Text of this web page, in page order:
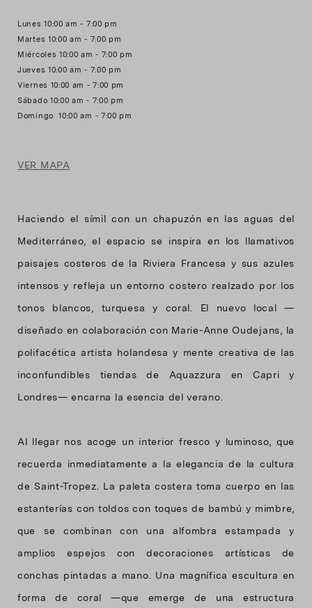
Lunes 10:00 am - 7:00 pm
Martes 10:00 am - 7:00 pm
Miércoles 10:00 am - 7:00 pm
Jueves 10:00 am - 7:00 pm
Viernes 10:00 am - 7:00 pm
Sábado 10:00 am - 7:00 pm
Domingo 10:00 am - 7:00 pm
VER MAPA
Haciendo el símil con un chapuzón en las aguas del
Mediterráneo, el espacio se inspira en los llamativos
paisajes costeros de la Riviera Francesa y sus azules
intensos y refleja un entorno costero realzado por los
tonos blancos, turquesa y coral. El nuevo local —
diseñado en colaboración con Marie-Anne Oudejans, la
polifacética artista holandesa y mente creativa de las
inconfundibles tiendas de Aquazzura en Capri y
Londres— encarna la esencia del verano.
Al llegar nos acoge un interior fresco y luminoso, que
recuerda inmediatamente a la elegancia de la cultura
de Saint-Tropez. La paleta costera toma cuerpo en las
estanterías con toldos con toques de bambú y mimbre,
que se combinan con una alfombra estampada y
amplios espejos con decoraciones artísticas de
conchas pintadas a mano. Una magnífica escultura en
forma de coral —que emerge de una estructura